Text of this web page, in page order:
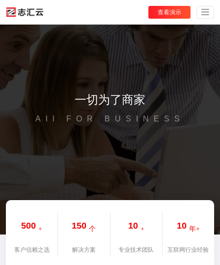
查看演示
一切为了商家
All FOR BUSINESS
500 +
客户信赖之选
150 个
解决方案
10 +
专业技术团队
10 年+
互联网行业经验